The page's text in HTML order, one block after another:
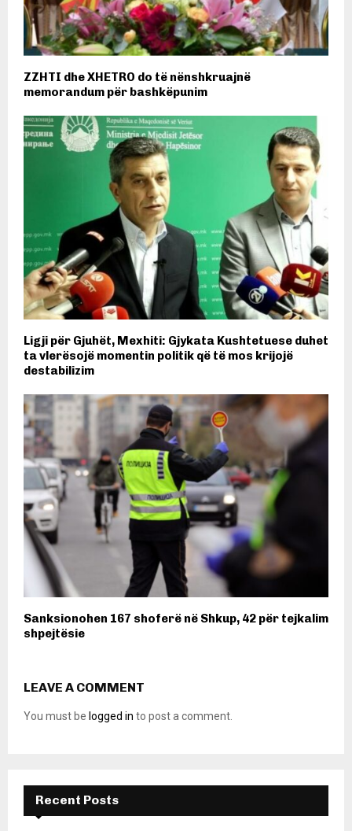
ZZHTI dhe XHETRO do të nënshkruajnë
memorandum për bashkëpunim
Ligji për Gjuhët, Mexhiti: Gjykata Kushtetuese duhet
ta vlerësojë momentin politik që të mos krijojë
destabilizim
Sanksionohen 167 shoferë në Shkup, 42 për tejkalim
shpejtësie
LEAVE A COMMENT
You must be logged in to post a comment.
Recent Posts